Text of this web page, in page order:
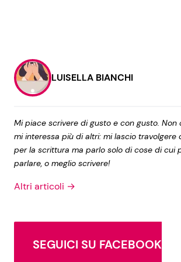
LUISELLA BIANCHI
Mi piace scrivere di gusto e con gusto. Non
mi interessa più di altri: mi lascio travolgere
per la scrittura ma parlo solo di cose di cui
parlare, o meglio scrivere!
Altri articoli →
SEGUICI SU FACEBOOK